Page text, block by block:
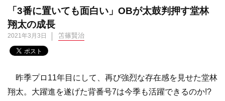
「3番に置いても面白い」OBが太鼓判押す堂林
翔太の成長
2021年3月3日 笘篠賢治
昨季プロ11年目にして、再び強烈な存在感を見せた堂林
翔太。大躍進を遂げた背番号7は今季も活躍できるのか!?